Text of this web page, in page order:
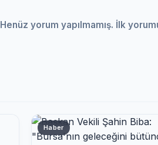
Henüz yorum yapılmamış. İlk
Haber